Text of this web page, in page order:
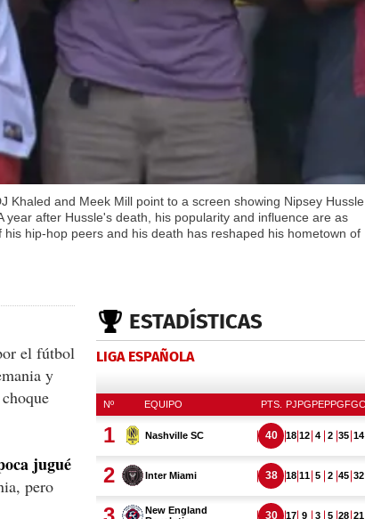
Khaled and Meek Mill point to a screen showing Nipsey Hussle
after Hussle's death, his popularity and influence are as
hip-hop peers and his death has reshaped his hometown of
el fútbol
y
jugué
pero
ESTADÍSTICAS
LIGA ESPAÑOLA